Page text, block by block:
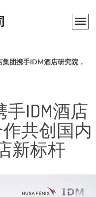
集团携手IDM酒店研究院，
IDM酒店
共创国内
新标杆